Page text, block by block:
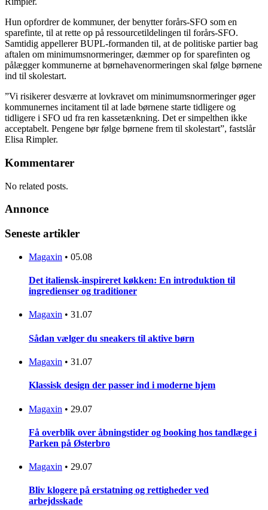
Hun opfordrer de kommuner, der benytter forårs-SFO som en
sparefinte, til at rette op på ressourcetildelingen til forårs-SFO.
Samtidig appellerer BUPL-formanden til, at de politiske partier bag
aftalen om minimumsnormeringer, dæmmer op for sparefinten og
pålægger kommunerne at børnehavenormeringen skal følge børnene
ind til skolestart.
”Vi risikerer desværre at lovkravet om minimumsnormeringer øger
kommunernes incitament til at lade børnene starte tidligere og
tidligere i SFO ud fra ren kassetænkning. Det er simpelthen ikke
acceptabelt. Pengene bør følge børnene frem til skolestart”, fastslår
Elisa Rimpler.
Kommentarer
No related posts.
Annonce
Seneste artikler
Magaxin • 05.08
Det italiensk-inspireret køkken: En introduktion til
ingredienser og traditioner
Magaxin • 31.07
Sådan vælger du sneakers til aktive børn
Magaxin • 31.07
Klassisk design der passer ind i moderne hjem
Magaxin • 29.07
Få overblik over åbningstider og booking hos tandlæge i
Parken på Østerbro
Magaxin • 29.07
Bliv klogere på erstatning og rettigheder ved
arbejdsskade